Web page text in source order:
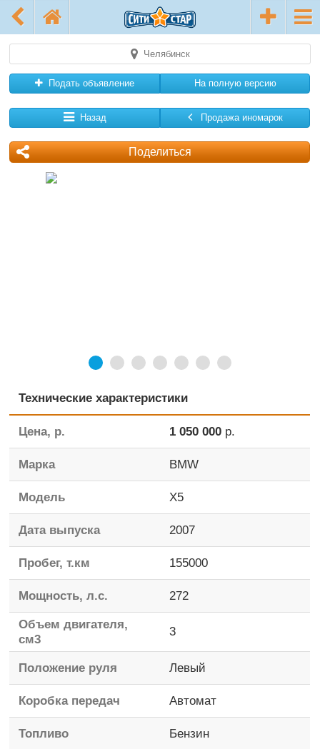
Челябинск
Подать объявление На полную версию
Назад Продажа иномарок
Поделиться
Технические характеристики
Цена, р. 1 050 000 р.
Марка BMW
Модель X5
Дата выпуска 2007
Пробег, т.км 155000
Мощность, л.с.
272
Объем двигателя,
см3
3
Положение руля Левый
Коробка передач Автомат
Топливо Бензин